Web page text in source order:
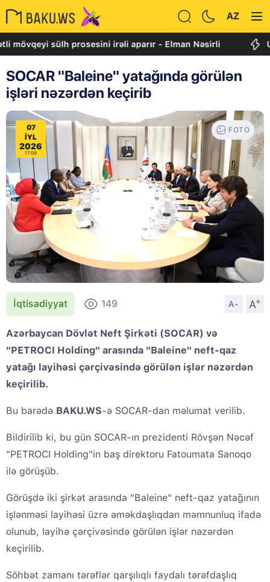
AZ
sülh prosesini irəli aparır - Elman Nəsirli
SOCAR "Baleine" yatağında görülən
işləri nəzərdən keçirib
07
IYL
2026
17:09
FOTO
İqtisadiyyat 149 A- A
+
Azərbaycan Dövlət Neft Şirkəti (SOCAR) və
"PETROCI Holding" arasında "Baleine" neft-qaz
yatağı layihəsi çərçivəsində görülən işlər nəzərdən
keçirilib.
Bu barədə BAKU.WS-ə SOCAR-dan məlumat verilib.
Bildirilib ki, bu gün SOCAR-ın prezidenti Rövşən Nəcəf
"PETROCI Holding"in baş direktoru Fatoumata Sanoqo
ilə görüşüb.
Görüşdə iki şirkət arasında "Baleine" neft-qaz yatağının
işlənməsi layihəsi üzrə əməkdaşlıqdan məmnunluq ifadə
olunub, layihə çərçivəsində görülən işlər nəzərdən
keçirilib.
Söhbət zamanı tərəflər qarşılıqlı faydalı tərəfdaşlıq